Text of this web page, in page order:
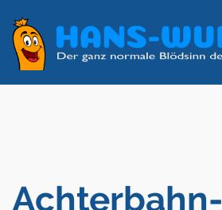
Achterbahn-